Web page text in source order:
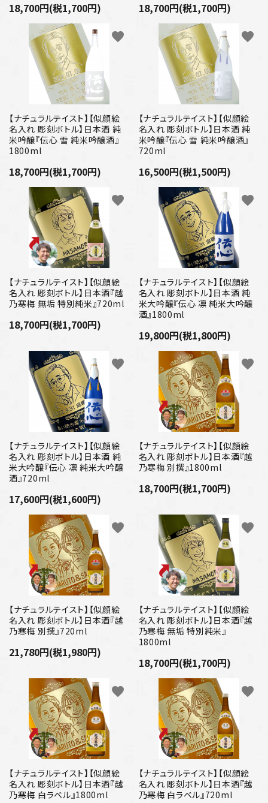
18,700円(税1,700円) 18,700円(税1,700円)
【ナチュラルテイスト】【似顔絵
名入れ 彫刻ボトル】日本酒 純
米吟醸『伝心 雪 純米吟醸酒』
1800ml
18,700円(税1,700円)
favorite
【ナチュラルテイスト】【似顔絵
名入れ 彫刻ボトル】日本酒 純
米吟醸『伝心 雪 純米吟醸酒』
720ml
16,500円(税1,500円)
favorite
【ナチュラルテイスト】【似顔絵
名入れ 彫刻ボトル】日本酒『越
乃寒梅 無垢 特別純米』720ml
18,700円(税1,700円)
favorite
【ナチュラルテイスト】【似顔絵
名入れ 彫刻ボトル】日本酒 純
米大吟醸『伝心 凛 純米大吟醸
酒』1800ml
19,800円(税1,800円)
favorite
【ナチュラルテイスト】【似顔絵
名入れ 彫刻ボトル】日本酒 純
米大吟醸『伝心 凛 純米大吟醸
酒』720ml
17,600円(税1,600円)
favorite
【ナチュラルテイスト】【似顔絵
名入れ 彫刻ボトル】日本酒『越
乃寒梅 別撰』1800ml
18,700円(税1,700円)
favorite
【ナチュラルテイスト】【似顔絵
名入れ 彫刻ボトル】日本酒『越
乃寒梅 別撰』720ml
21,780円(税1,980円)
favorite
【ナチュラルテイスト】【似顔絵
名入れ 彫刻ボトル】日本酒『越
乃寒梅 無垢 特別純米』
1800ml
18,700円(税1,700円)
favorite
【ナチュラルテイスト】【似顔絵
名入れ 彫刻ボトル】日本酒『越
乃寒梅 白ラベル』1800ml
favorite
【ナチュラルテイスト】【似顔絵
名入れ 彫刻ボトル】日本酒『越
乃寒梅 白ラベル』720ml
favorite